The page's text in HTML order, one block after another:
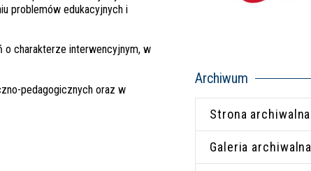
problemów edukacyjnych i
o charakterze interwencyjnym, w
pedagogicznych oraz w
Archiwum
Strona archiwalna
Galeria archiwalna